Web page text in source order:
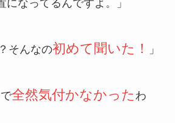
になってるんですよ。」
そんなの初めて聞いた！ 」
全然気付かなかった わ